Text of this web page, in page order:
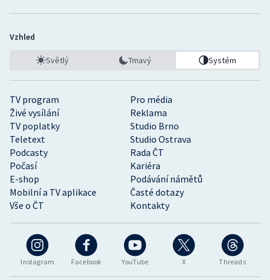
Instagram Facebook YouTube X Threads
TV program
Pro média
Živé vysílání
Reklama
TV poplatky
Studio Brno
Teletext
Studio Ostrava
Podcasty
Rada ČT
Počasí
Kariéra
E-shop
Podávání námětů
Mobilní a TV aplikace
Časté dotazy
Vše o ČT
Kontakty
Vzhled
Světlý Tmavý Systém